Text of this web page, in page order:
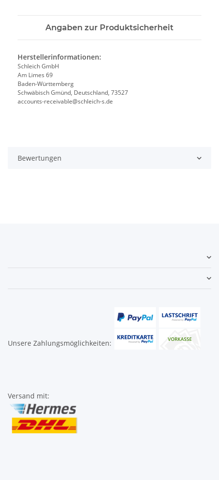
Angaben zur Produktsicherheit
Herstellerinformationen:
Schleich GmbH
Am Limes 69
Baden-Württemberg
Schwäbisch Gmünd, Deutschland, 73527
accounts-receivable@schleich-s.de
Bewertungen
Unsere Zahlungsmöglichkeiten:
Versand mit: